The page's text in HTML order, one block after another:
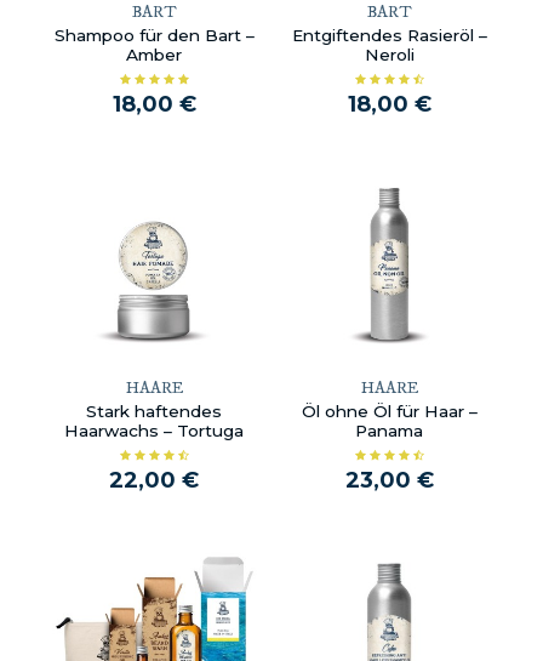
BART
Shampoo für den Bart –
Amber
18,00 €
BART
Entgiftendes Rasieröl –
Neroli
18,00 €
HAARE
Stark haftendes
Haarwachs – Tortuga
22,00 €
HAARE
Öl ohne Öl für Haar –
Panama
23,00 €